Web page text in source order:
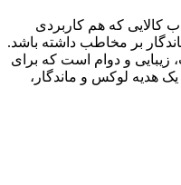
کالایی که هم کاربردی
بر مخاطب داشته باشد.
زیبایی و دوام است که برای
هدیه لوکس و ماندگار،